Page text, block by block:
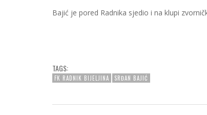
Bajić je pored Radnika sjedio i na
TAGS:
FK RADNIK BIJELJINA SRĐAN BAJIĆ